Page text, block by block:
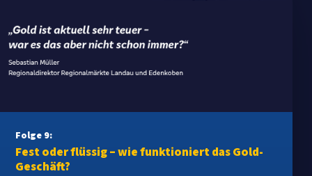
Folge 9:
Fest oder flüssig – wie funktioniert das Gold-
Geschäft?